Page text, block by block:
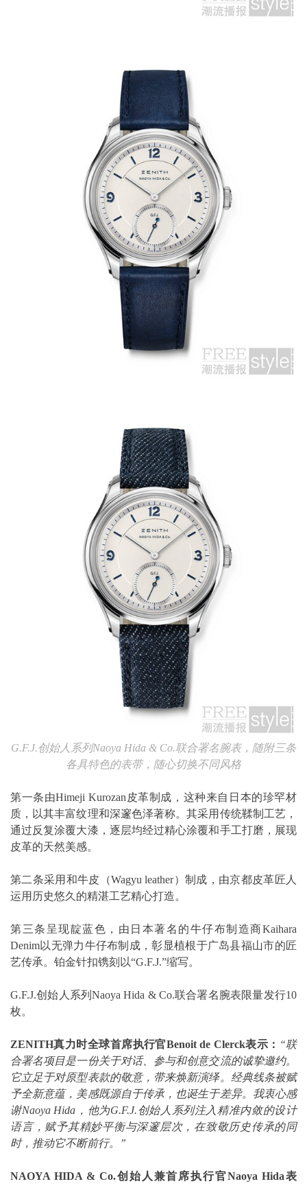
G.F.J.创始人系列Naoya Hida & Co.联合署名腕表，随附三条
各具特色的表带，随心切换不同风格
第一条由Himeji Kurozan皮革制成，这种来自日本的珍罕材
质，以其丰富纹理和深邃色泽著称。其采用传统鞣制工艺，
通过反复涂覆大漆，逐层均经过精心涂覆和手工打磨，展现
皮革的天然美感。
第二条采用和牛皮（Wagyu leather）制成，由京都皮革匠人
运用历史悠久的精湛工艺精心打造。
第三条呈现靛蓝色，由日本著名的牛仔布制造商Kaihara
Denim以无弹力牛仔布制成，彰显植根于广岛县福山市的匠
艺传承。铂金针扣镌刻以“G.F.J.”缩写。
G.F.J.创始人系列Naoya Hida & Co.联合署名腕表限量发行10
枚。
ZENITH真力时全球首席执行官Benoit de Clerck表示： “联
合署名项目是一份关于对话、参与和创意交流的诚挚邀约。
它立足于对原型表款的敬意，带来焕新演绎。经典线条被赋
予全新意蕴，美感既源自于传承，也诞生于差异。我衷心感
谢Naoya Hida ，他为G.F.J.创始人系列注入精准内敛的设计
语言，赋予其精妙平衡与深邃层次，在致敬历史传承的同
时，推动它不断前行。”
NAOYA HIDA & Co.创始人兼首席执行官Naoya Hida表